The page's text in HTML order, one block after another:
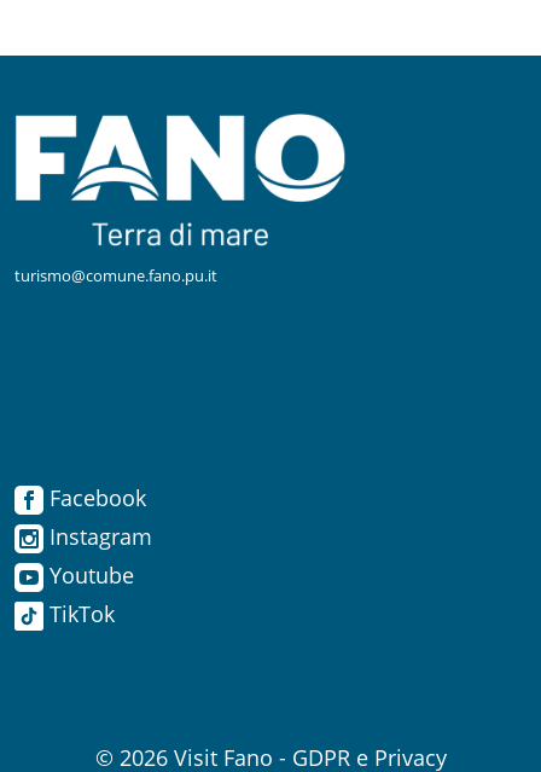
Instagram
Youtube
turismo@comune.fano.pu.it
Facebook
Instagram
Youtube
TikTok
© 2026 Visit Fano - GDPR e Privacy